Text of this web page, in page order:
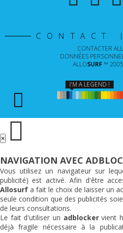
CONTACT
CONTACTER
DONNÉES
ALLOSURF ™
I'M A LEGEND !
×
NAVIGATION AVEC
Vous utilisez un navigateur sur
publicité) est activé. Afin d'être
Allosurf a fait le choix de laisser un
seule condition que des publicités
de leurs consultations.
Le fait d'utiliser un adblockervient
déjà fragile nécessaire à la